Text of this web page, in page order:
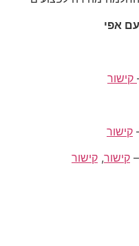
אפי
קישור
קישור
– קישור, קישור